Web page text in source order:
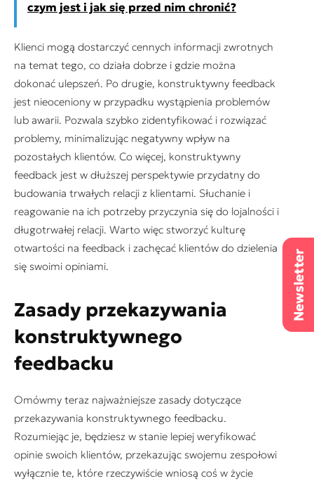
czym jest i jak się przed nim chronić?
Klienci mogą dostarczyć cennych informacji zwrotnych
na temat tego, co działa dobrze i gdzie można
dokonać ulepszeń. Po drugie, konstruktywny feedback
jest nieoceniony w przypadku wystąpienia problemów
lub awarii. Pozwala szybko zidentyfikować i rozwiązać
problemy, minimalizując negatywny wpływ na
pozostałych klientów. Co więcej, konstruktywny
feedback jest w dłuższej perspektywie przydatny do
budowania trwałych relacji z klientami. Słuchanie i
reagowanie na ich potrzeby przyczynia się do lojalności i
długotrwałej relacji. Warto więc stworzyć kulturę
otwartości na feedback i zachęcać klientów do dzielenia
się swoimi opiniami.
Zasady przekazywania
konstruktywnego
feedbacku
Omówmy teraz najważniejsze zasady dotyczące
przekazywania konstruktywnego feedbacku.
Rozumiejąc je, będziesz w stanie lepiej weryfikować
opinie swoich klientów, przekazując swojemu zespołowi
wyłącznie te, które rzeczywiście wniosą coś w życie